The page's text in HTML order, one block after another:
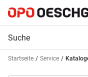
Startseite Service